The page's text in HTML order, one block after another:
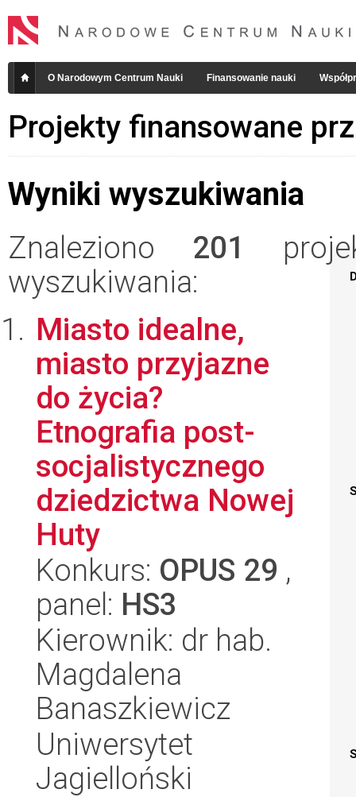
O Narodowym Centrum Nauki Finansowanie nauki
Projekty finansowane
Wyniki wyszukiwania
Znaleziono 201
wyszukiwania:
Miasto idealne,
miasto przyjazne
do życia?
Etnografia post-
socjalistycznego
dziedzictwa Nowej
Huty
Konkurs: OPUS 29 ,
panel: HS3
Kierownik: dr hab.
Magdalena
Banaszkiewicz
Uniwersytet
Jagielloński